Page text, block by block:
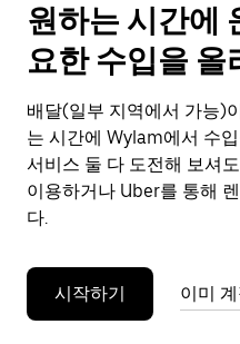
캘
린
더
닫
으
려
면
Esc
키
누
세
원하는 시간에
요한 수입을
배달(일부 지역에서 가능)
는 시간에 Wylam에서 수
서비스 둘 다 도전해 보셔
이용하거나 Uber를 통해
다.
시작하기 이미